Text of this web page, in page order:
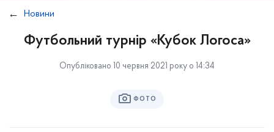
Новини
Футбольний турнір «Кубок Логоса»
Опубліковано 10 червня 2021 року о 14:34
ФОТО